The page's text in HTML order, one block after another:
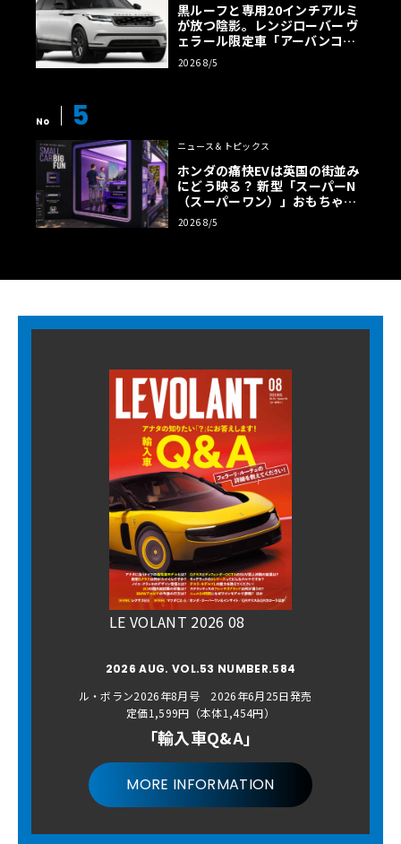
黒ルーフと専用20インチアルミ
が放つ陰影。レンジローバー ヴ
ェラール限定車「アーバンコン
トラスト・エディション」登場
2026 8/5
No 5
ニュース＆トピックス
ホンダの痛快EVは英国の街並み
にどう映る？ 新型「スーパーN
（スーパーワン）」おもちゃ箱
ツアーの全貌
2026 8/5
LE VOLANT 2026 08
2026 AUG. VOL.53 NUMBER.584
ル・ボラン2026年8月号 2026年6月25日発売
定価1,599円（本体1,454円）
「輸入車Q&A」
MORE INFORMATION